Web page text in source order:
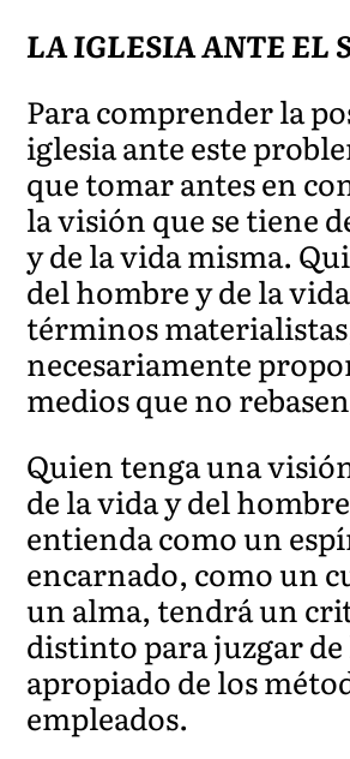
LA IGLESIA ANTE EL
Para comprender la
iglesia ante este
que tomar antes en
la visión que se tiene
y de la vida misma.
del hombre y de la
términos
necesariamente
medios que no
Quien tenga una
de la vida y del
entienda como un
encarnado, como un
un alma, tendrá un
distinto para juzgar de
apropiado de los
empleados.